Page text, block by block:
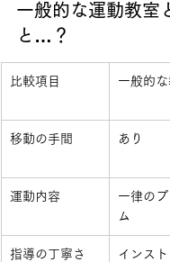
一般的な運動教室
と…？
比較項目 一般的
移動の手間 あり
運動内容
一律の
ム
指導の丁寧さ
インス